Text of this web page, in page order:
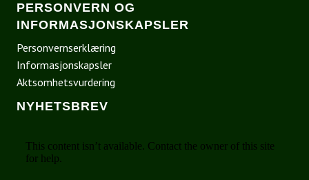
PERSONVERN OG
INFORMASJONSKAPSLER
Personvernserklæring
Informasjonskapsler
Aktsomhetsvurdering
NYHETSBREV